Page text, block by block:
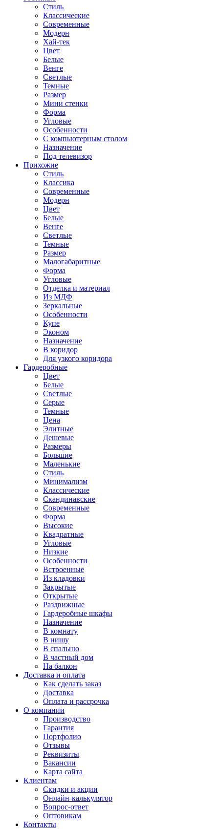
Стиль
Классические
Современные
Модерн
Хай-тек
Цвет
Белые
Венге
Светлые
Темные
Размер
Мини стенки
Форма
Угловые
Особенности
С компьютерным столом
Назначение
Под телевизор
Прихожие
Стиль
Классика
Современные
Модерн
Цвет
Белые
Венге
Светлые
Темные
Размер
Малогабаритные
Форма
Угловые
Отделка и материал
Из МДФ
Зеркальные
Особенности
Купе
Эконом
Назначение
В коридор
Для узкого коридора
Гардеробные
Цвет
Белые
Светлые
Серые
Темные
Цена
Элитные
Дешевые
Размеры
Большие
Маленькие
Стиль
Минимализм
Классические
Скандинавские
Современные
Форма
Высокие
Квадратные
Угловые
Низкие
Особенности
Встроенные
Из кладовки
Закрытые
Открытые
Раздвижные
Гардеробные шкафы
Назначение
В комнату
В нишу
В спальню
В частный дом
На балкон
Доставка и оплата
Как сделать заказ
Доставка
Оплата и рассрочка
О компании
Производство
Гарантия
Портфолио
Отзывы
Реквизиты
Вакансии
Карта сайта
Клиентам
Скидки и акции
Онлайн-калькулятор
Вопрос-ответ
Оптовикам
Контакты